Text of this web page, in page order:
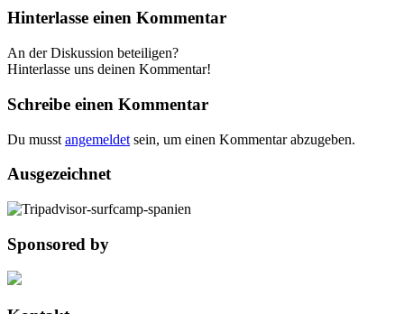
Hinterlasse einen Kommentar
An der Diskussion beteiligen?
Hinterlasse uns deinen Kommentar!
Schreibe einen Kommentar
Du musst angemeldet sein, um einen Kommentar abzugeben.
Ausgezeichnet
Sponsored by